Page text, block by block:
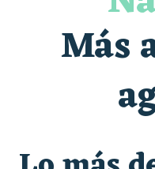
Visites et dégustations
Escapade sensorielle
Clisson gîte et couvert
Más